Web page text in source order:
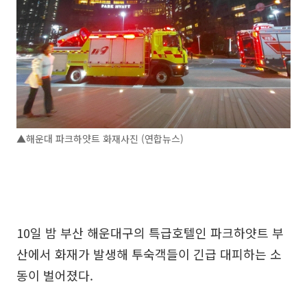
▲해운대 파크하얏트 화재사진 (연합뉴스)
10일 밤 부산 해운대구의 특급호텔인 파크하얏트 부
산에서 화재가 발생해 투숙객들이 긴급 대피하는 소
동이 벌어졌다.